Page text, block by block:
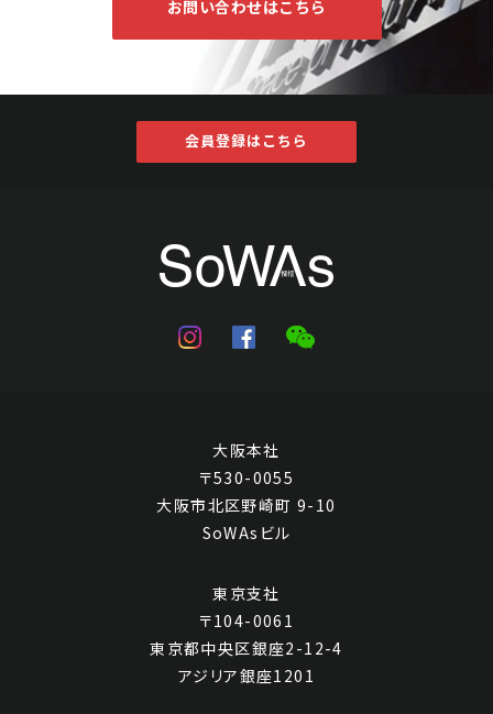
お問い合わせはこちら
会員登録はこちら
大阪本社
〒530-0055
大阪市北区野崎町 9-10
SoWAsビル
東京支社
〒104-0061
東京都中央区銀座2-12-4
アジリア銀座1201